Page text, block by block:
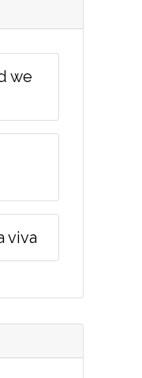
we
viva